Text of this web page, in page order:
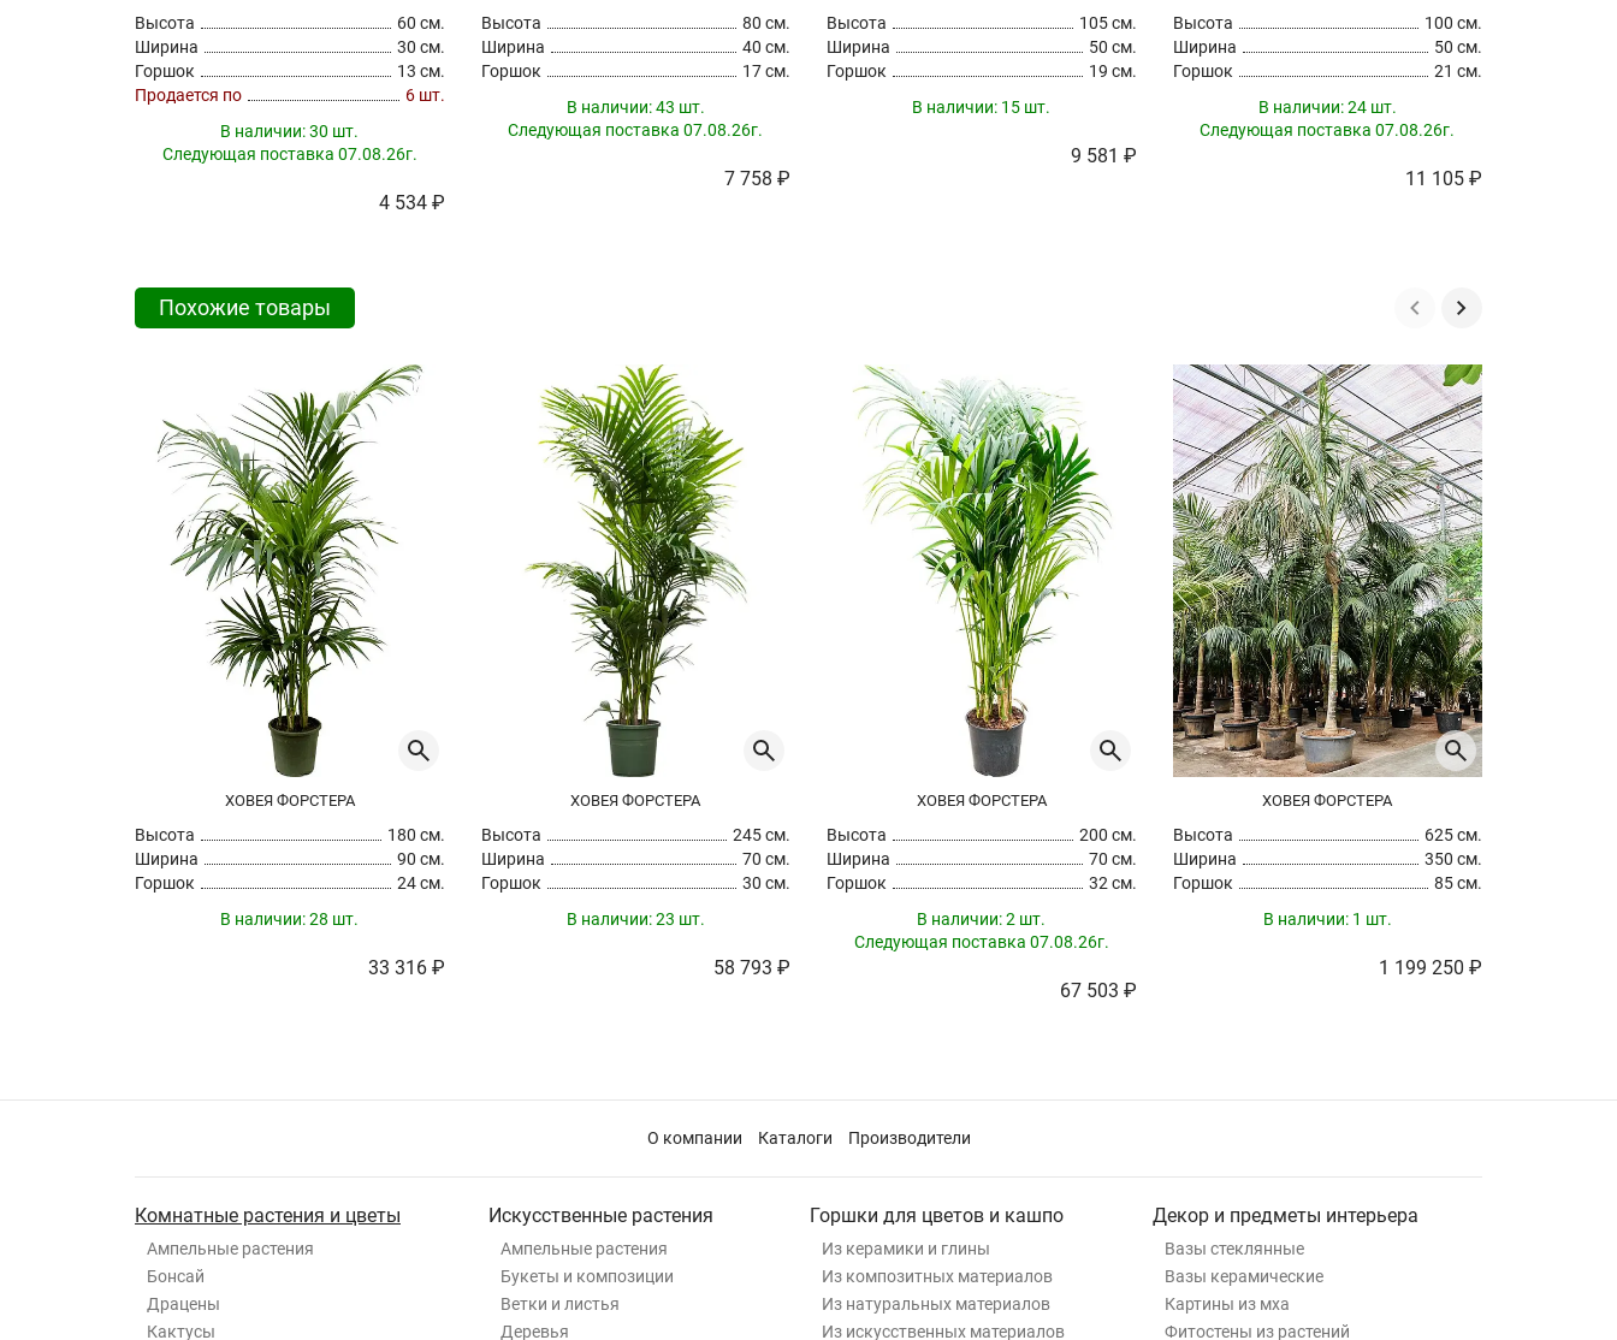
Высота
60 см.
Ширина
30 см.
Горшок
13 см.
Продается по
6 шт.
В наличии:30 шт.
Следующая поставка 07.08.26г.
4 534 ₽
Высота
80 см.
Ширина
40 см.
Горшок
17 см.
В наличии:43 шт.
Следующая поставка 07.08.26г.
7 758 ₽
Высота
105 см.
Ширина
50 см.
Горшок
19 см.
В наличии: 15 шт.
9 581 ₽
Высота
100 см.
Ширина
50 см.
Горшок
21 см.
В наличии:24 шт.
Следующая поставка 07.08.26г.
11 105 ₽
Похожие товары
ХОВЕЯ ФОРСТЕРА
Высота
180 см.
Ширина
90 см.
Горшок
24 см.
В наличии:28 шт.
33 316 ₽
ХОВЕЯ ФОРСТЕРА
Высота
245 см.
Ширина
70 см.
Горшок
30 см.
В наличии:23 шт.
58 793 ₽
ХОВЕЯ ФОРСТЕРА
Высота
200 см.
Ширина
70 см.
Горшок
32 см.
В наличии:2 шт.
Следующая поставка 07.08.26г.
67 503 ₽
ХОВЕЯ ФОРСТЕРА
Высота
625 см.
Ширина
350 см.
Горшок
85 см.
В наличии: 1 шт.
1 199 250 ₽
О компании Каталоги Производители
Комнатные растения и цветы
Ампельные растения
Бонсай
Драцены
Кактусы
Искусственные растения
Ампельные растения
Букеты и композиции
Ветки и листья
Деревья
Горшки для цветов и кашпо
Из керамики и глины
Из композитных материалов
Из натуральных материалов
Из искусственных материалов
Декор и предметы интерьера
Вазы стеклянные
Вазы керамические
Картины из мха
Фитостены из растений